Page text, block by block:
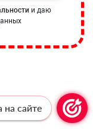
и даю
на сайте